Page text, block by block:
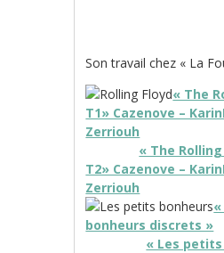
Son travail chez « La
« The
T1» Cazenove –
Zerriouh
« The Rolling
T2» Cazenove –
Zerriouh
bonheurs discrets »
« Les